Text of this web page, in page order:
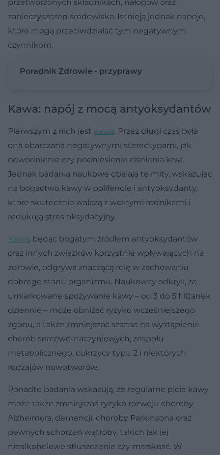
przetworzonych składnikach, nałogów oraz
zanieczyszczeń środowiska. Istnieją jednak napoje,
które mogą przeciwdziałać tym negatywnym
czynnikom.
Poradnik Zdrowie - przyprawy
Kawa: napój z mocą antyoksydantów
Pierwszym z nich jest kawa. Przez długi czas była
ona obarczana negatywnymi stereotypami, jak
odwodnienie czy podniesienie ciśnienia krwi.
Jednak badania naukowe obalają te mity, wskazując
na bogactwo kawy w polifenole i antyoksydanty,
które skutecznie walczą z wolnymi rodnikami i
redukują stres oksydacyjny.
Kawa, będąc bogatym źródłem antyoksydantów
oraz innych związków korzystnie wpływających na
zdrowie, odgrywa znaczącą rolę w zachowaniu
dobrego stanu organizmu. Naukowcy odkryli, że
umiarkowane spożywanie kawy – od 3 do 5 filiżanek
dziennie – może obniżać ryzyko wcześniejszego
zgonu, a także zmniejszać szanse na wystąpienie
chorób sercowo-naczyniowych, zespołu
metabolicznego, cukrzycy typu 2 i niektórych
rodzajów nowotworów.
Ponadto badania wskazują, że regularne picie kawy
może także zmniejszać ryzyko rozwoju choroby
Alzheimera, demencji, choroby Parkinsona oraz
pewnych schorzeń wątroby, takich jak jej
niealkoholowe stłuszczenie czy marskość. W